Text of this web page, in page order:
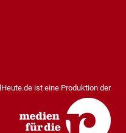
ist eine Produktion der